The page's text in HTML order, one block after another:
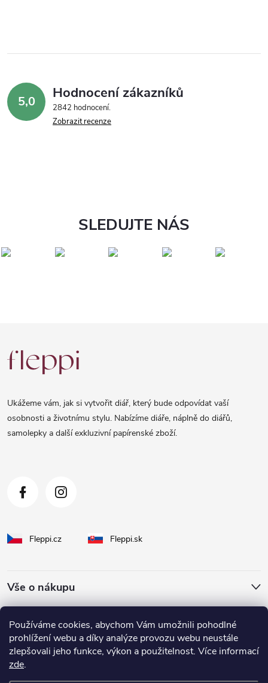
Používáme cookies, abychom Vám umožnili pohodlné
prohlížení webu a díky analýze provozu webu neustále
zlepšovali jeho funkce, výkon a použitelnost. Více informací
zde.
5,0 Hodnocení zákazníků
2842 hodnocení
Zobrazit recenze
SLEDUJTE NÁS
á
Ukážeme vám, jak si vytvořit diář, který bude odpovídat vaší
osobnosti a životnímu stylu. Nabízíme diáře, náplně do diářů,
samolepky a další exkluzivní papírenské zboží.
Fleppi.cz Fleppi.sk
Vše o nákupu
O Fleppi
Inspirace pro vás